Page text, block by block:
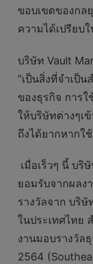
ขอบเขตของกล
ความได้เปรียบ
บริษัท Vault
“เป็นสิ่งที่จำเป็
ของธุรกิจ การ
ให้บริษัทต่างๆเ
ถึงได้ยากหากใ
เมื่อเร็วๆ นี้ บริ
ยอมรับจากผลง
รางวัลจาก บริ
ในประเทศไทย
งานมอบรางวัล
2564